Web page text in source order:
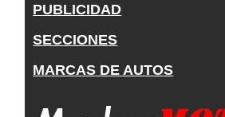
PUBLICIDAD
SECCIONES
MARCAS DE AUTOS